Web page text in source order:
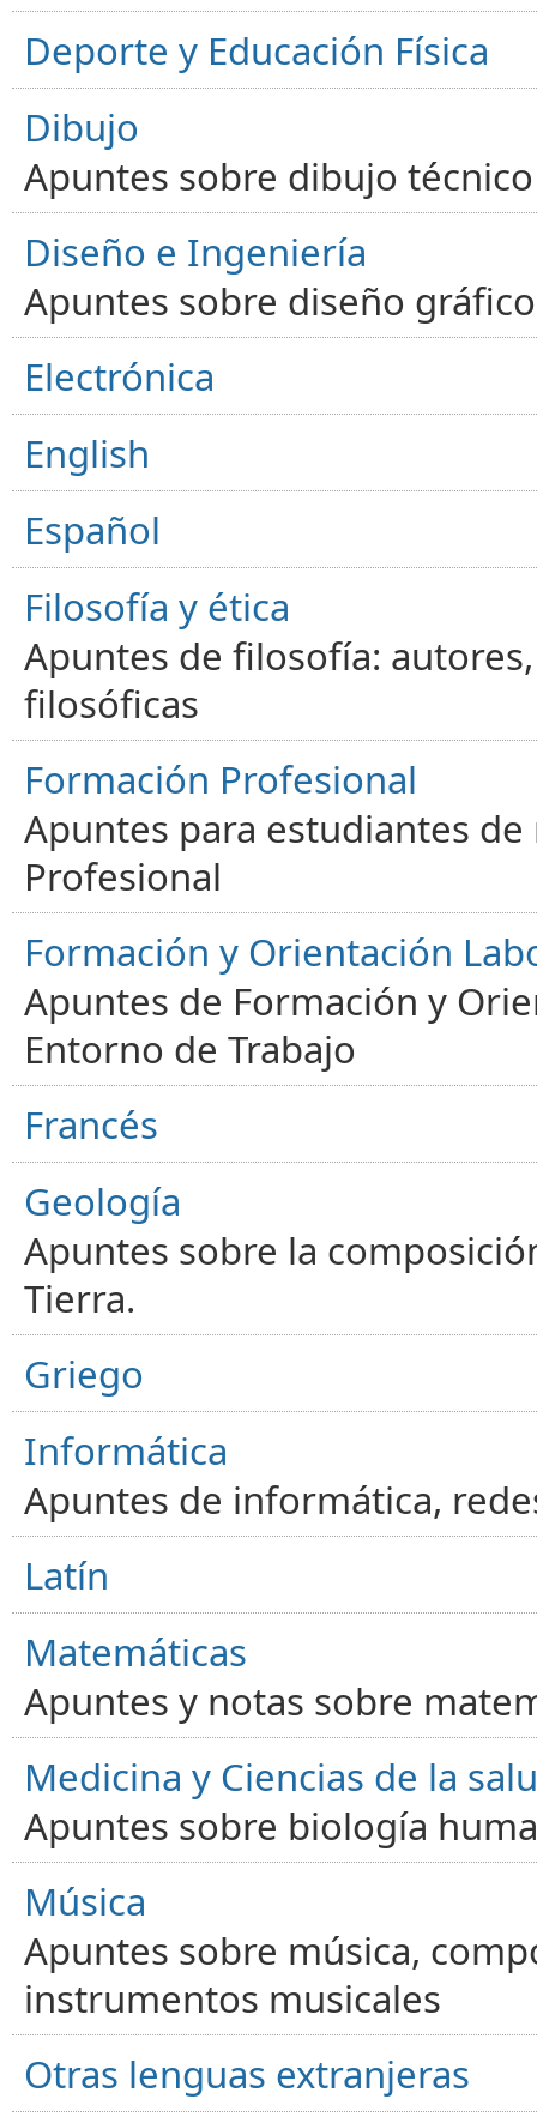
Deporte y Educación Física
Dibujo
Apuntes sobre dibujo
Diseño e Ingeniería
Apuntes sobre diseño
Electrónica
English
Español
Filosofía y ética
Apuntes de filosofía:
filosóficas
Formación Profesional
Apuntes para estudiantes
Profesional
Formación y Orientación
Apuntes de Formación y
Entorno de Trabajo
Francés
Geología
Apuntes sobre la
Tierra.
Griego
Informática
Apuntes de informática,
Latín
Matemáticas
Apuntes y notas sobre
Medicina y Ciencias de la
Apuntes sobre biología
Música
Apuntes sobre música,
instrumentos musicales
Otras lenguas extranjeras